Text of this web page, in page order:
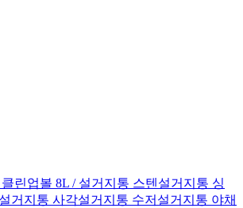
린업볼 8L / 설거지통 스텐설거지통 싱
거지통 사각설거지통 수저설거지통 야채